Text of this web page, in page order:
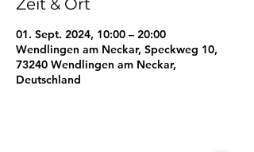
Zeit & Ort
01. Sept. 2024, 10:00 – 20:00
Wendlingen am Neckar, Speckweg 10,
73240 Wendlingen am Neckar,
Deutschland